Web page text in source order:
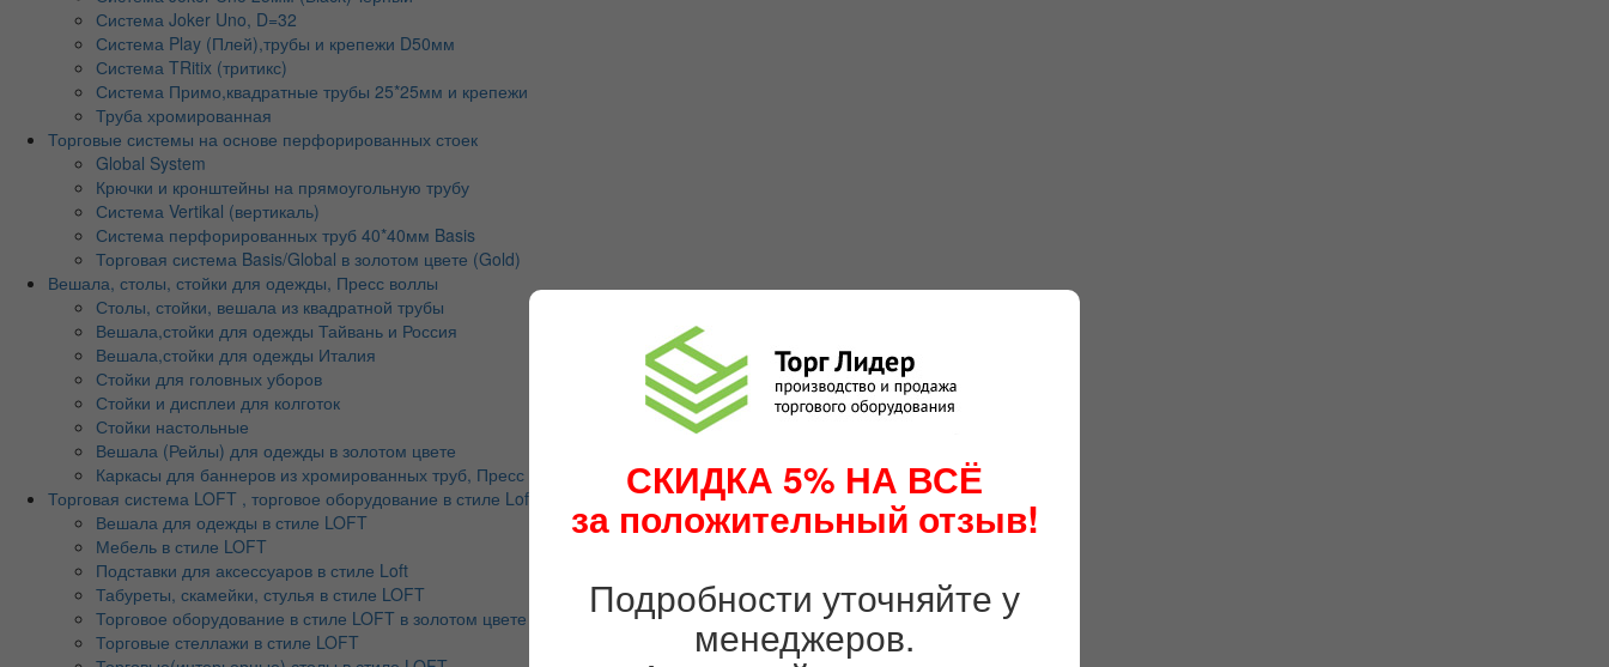
СКИДКА 5% НА ВСЁ
за положительный отзыв!
Подробности уточняйте у
менеджеров.
Система Joker Uno, D=32
Система Play (Плей),трубы и крепежи D50мм
Система TRitix (тритикс)
Система Примо,квадратные трубы 25*25мм и крепежи
Труба хромированная
Торговые системы на основе перфорированных стоек
Global System
Крючки и кронштейны на прямоугольную трубу
Система Vertikal (вертикаль)
Система перфорированных труб 40*40мм Basis
Торговая система Basis/Global в золотом цвете (Gold)
Вешала, столы, стойки для одежды, Пресс воллы
Столы, стойки, вешала из квадратной трубы
Вешала,стойки для одежды Тайвань и Россия
Вешала,стойки для одежды Италия
Стойки для головных уборов
Стойки и дисплеи для колготок
Стойки настольные
Вешала (Рейлы) для одежды в золотом цвете
Каркасы для баннеров из хромированных труб, Пресс волл (Press Wall)
Торговая система LOFT , торговое оборудование в стиле Loft
Вешала для одежды в стиле LOFT
Мебель в стиле LOFT
Подставки для аксессуаров в стиле Loft
Табуреты, скамейки, стулья в стиле LOFT
Торговое оборудование в стиле LOFT в золотом цвете
Торговые стеллажи в стиле LOFT